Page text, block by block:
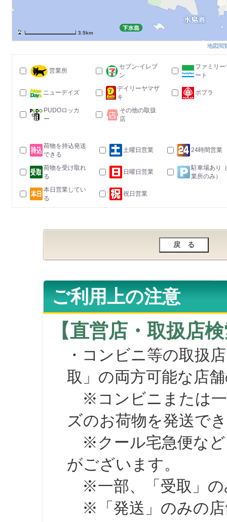
3.5km
地図閲
営業所
セブン-イレブ
ン
ファミリー
ート
ニューデイズ
デイリーヤマザ
キ
ポプラ
PUDOロッカ
ー
その他の取扱
店
荷物を持込発送
できる
土曜日営業 24時間営業
荷物を受け取れ
る
日曜日営業
駐車場あり
業所のみ）
本日営業してい
る
祝日営業
ご利用上の注意
【直営店・取扱店
・コンビニ等の取扱
取」の両方可能な店
※コンビニまたは一
ズのお荷物を発送で
※クール宅急便など
がございます。
※一部、「受取」の
※「発送」のみの店